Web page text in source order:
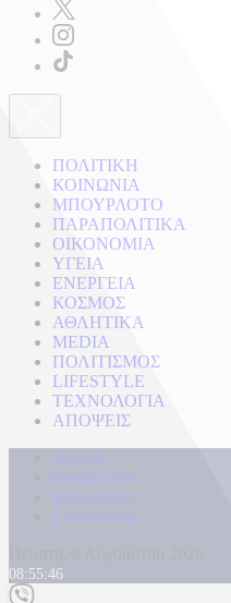
ΠΟΛΙΤΙΚΗ
ΚΟΙΝΩΝΙΑ
ΜΠΟΥΡΛΟΤΟ
ΠΑΡΑΠΟΛΙΤΙΚΑ
ΟΙΚΟΝΟΜΙΑ
ΥΓΕΙΑ
ΕΝΕΡΓΕΙΑ
ΚΟΣΜΟΣ
ΑΘΛΗΤΙΚΑ
MEDIA
ΠΟΛΙΤΙΣΜΟΣ
LIFESTYLE
ΤΕΧΝΟΛΟΓΙΑ
ΑΠΟΨΕΙΣ
Αρχική
Kontra Live
Καταγγελίες
Επικοινωνία
08:55:49